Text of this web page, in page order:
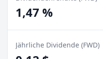
1,47 %
Jährliche Dividende (FWD)